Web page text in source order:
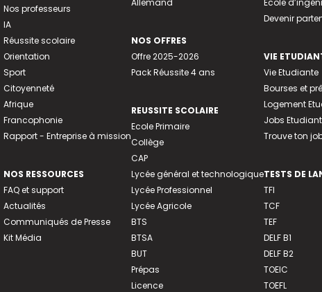
Nos professeurs
IA
Réussite scolaire
Orientation
Sport
Citoyenneté
Afrique
Francophonie
Rapport - Entreprise à mission
NOS RESSOURCES
FAQ et support
Actualités
Communiqués de Presse
Kit Média
NOS OFFRES
Offre 2025-2026
Pack Réussite 4 ans
REUSSITE SCOLAIRE
Ecole Primaire
Collège
CAP
Lycée général et technologique
Lycée Professionnel
Lycée Agricole
BTS
BTSA
BUT
Prépas
Licence
Devenir
VIE
Vie Etudiante
Bourses et
Logement
Jobs
Trouve ton
TESTS DE
TFI
TCF
TEF
DELF B1
DELF B2
TOEIC
TOEFL